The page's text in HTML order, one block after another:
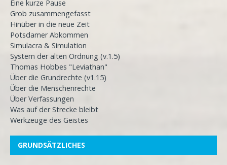
Eine kurze Pause
Grob zusammengefasst
Hinüber in die neue Zeit
Potsdamer Abkommen
Simulacra & Simulation
System der alten Ordnung (v.1.5)
Thomas Hobbes "Leviathan"
Über die Grundrechte (v1.15)
Über die Menschenrechte
Über Verfassungen
Was auf der Strecke bleibt
Werkzeuge des Geistes
GRUNDSÄTZLICHES